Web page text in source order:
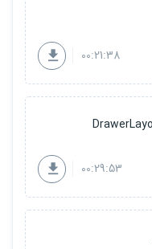
00:21:38
00:29:53